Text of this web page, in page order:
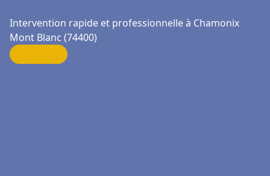
Intervention rapide et professionnelle à Chamonix
Mont Blanc (74400)